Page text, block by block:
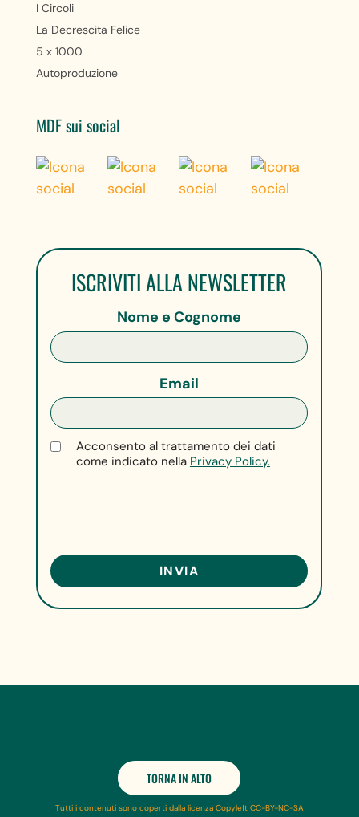
I Circoli
La Decrescita Felice
5 x 1000
Autoproduzione
MDF sui social
ISCRIVITI ALLA NEWSLETTER
Nome e Cognome
Email
Acconsento al trattamento dei dati
come indicato nella Privacy Policy.
TORNA IN ALTO
Tutti i contenuti sono coperti dalla licenza Copyleft CC-BY-NC-SA